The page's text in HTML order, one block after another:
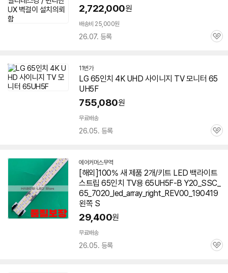
2,722,000원
배송비 25,000원
26.07. 등록
관
11번가
LG 65인치 4K UHD 사이니지 TV 모니터 65
UH5F
755,080원
무료배송
26.05. 등록
관
에어커머스무역네
이
버
페
[해외]100% 새 제품 2개/키트 LED 백라이트
스트립 65인치 TV용 65UH5F-B Y20_SSC_
65_7020_led_array_right_REV00_190419
왼쪽 S
29,400원
무료배송
26.05. 등록
관